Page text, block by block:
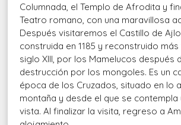
Columnada, el Templo de Afrodita y
Teatro romano, con una maravillosa
Después visitaremos el Castillo de
construida en 1185 y reconstruido
siglo XIII, por los Mamelucos después
destrucción por los mongoles. Es un
época de los Cruzados, situado en lo
montaña y desde el que se contempla
vista. Al finalizar la visita, regreso a